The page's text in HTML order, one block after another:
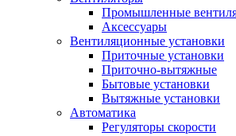
Промышленные
Аксессуары
Вентиляционные установки
Приточные установки
Приточно-вытяжные
Бытовые установки
Вытяжные установки
Автоматика
Регуляторы скорости